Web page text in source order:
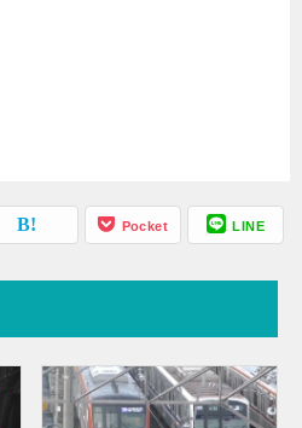
Pocket LINE